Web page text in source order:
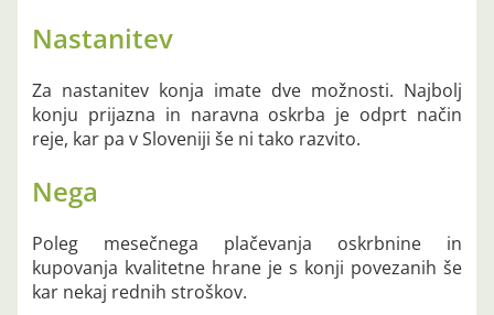
Nastanitev
Za nastanitev konja imate dve možnosti. Najbolj
konju prijazna in naravna oskrba je odprt način
reje, kar pa v Sloveniji še ni tako razvito.
Nega
Poleg mesečnega plačevanja oskrbnine in
kupovanja kvalitetne hrane je s konji povezanih še
kar nekaj rednih stroškov.